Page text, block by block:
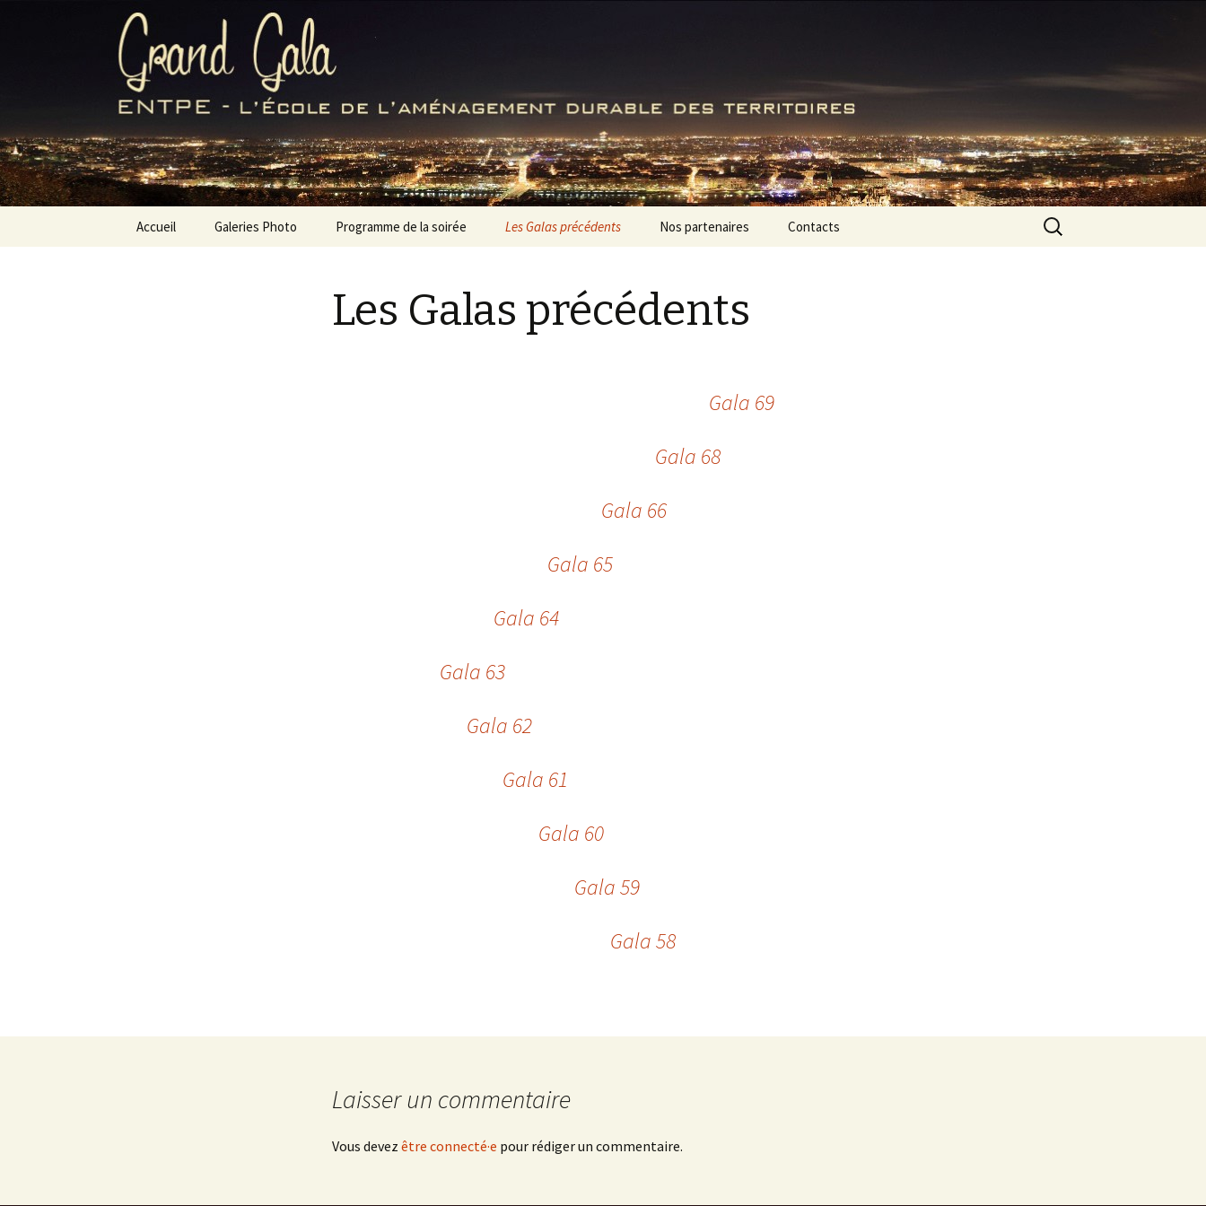
Gala de l'ENTPE
Aller
Accueil Galeries Photo Programme de la soirée Les Galas précédents
Gala 59
Gala 66
Nos partenaires Contacts Rechercher :
Les Galas précédents
Gala 69
Gala 68
Gala 66
Gala 65
Gala 64
Gala 63
Gala 62
Gala 61
Gala 60
Gala 59
Gala 58
Laisser un commentaire
Vous devez être connecté·e pour rédiger un commentaire.